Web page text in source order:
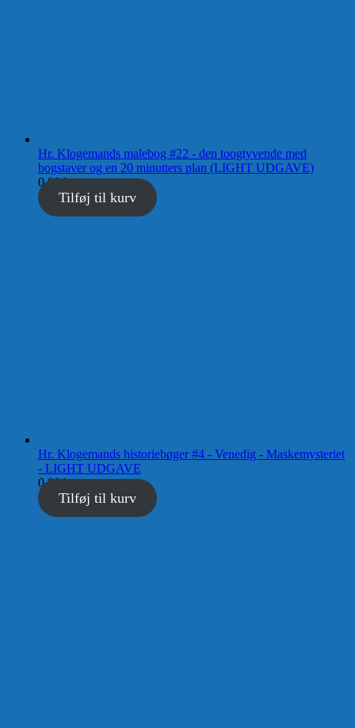
Hr. Klogemands malebog #22 - den toogtyvende med
bogstaver og en 20 minutters plan (LIGHT UDGAVE)
0,00kr.
Tilføj til kurv
Hr. Klogemands historiebøger #4 - Venedig - Maskemysteriet
- LIGHT UDGAVE
0,00kr.
Tilføj til kurv